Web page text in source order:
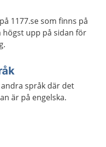
1177.se som finns på
högst upp på sidan för
språk där det
är på engelska.